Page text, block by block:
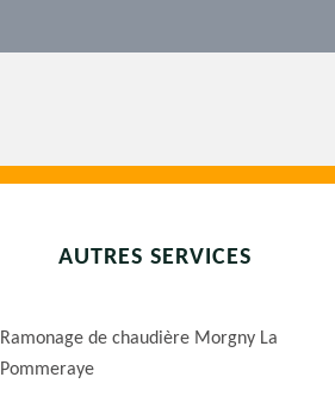
AUTRES SERVICES
Ramonage de chaudière Morgny La
Pommeraye